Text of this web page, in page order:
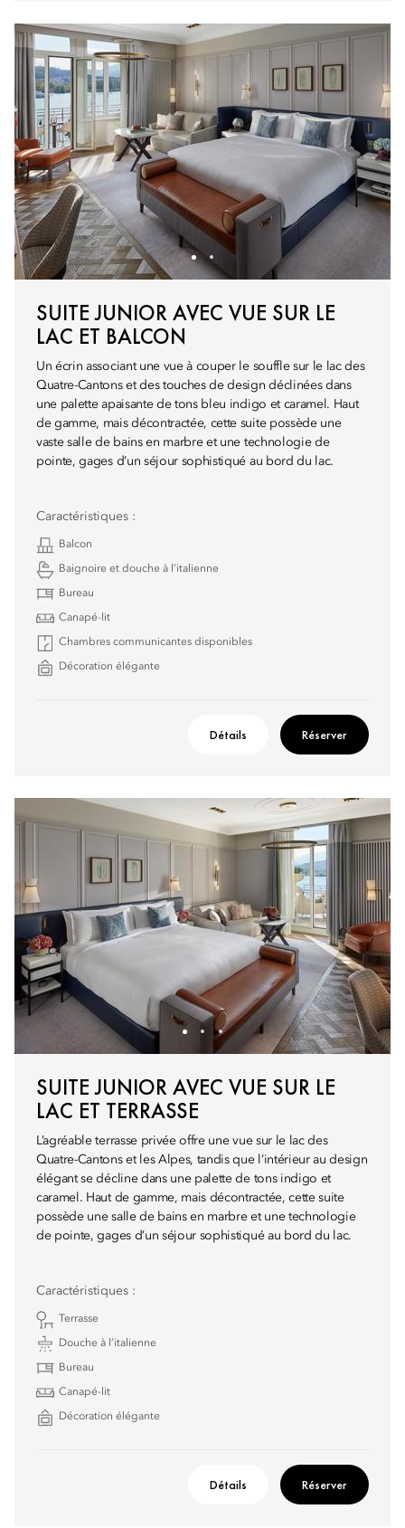
SUITE JUNIOR AVEC VUE SUR LE
LAC ET BALCON
Un écrin associant une vue à couper le souffle sur le lac des
Quatre-Cantons et des touches de design déclinées dans
une palette apaisante de tons bleu indigo et caramel. Haut
de gamme, mais décontractée, cette suite possède une
vaste salle de bains en marbre et une technologie de
pointe, gages d’un séjour sophistiqué au bord du lac.
Caractéristiques :
Balcon
Baignoire et douche à l’italienne
Bureau
Canapé-lit
Chambres communicantes disponibles
Décoration élégante
Détails Réserver
SUITE JUNIOR AVEC VUE SUR LE
LAC ET TERRASSE
L’agréable terrasse privée offre une vue sur le lac des
Quatre-Cantons et les Alpes, tandis que l’intérieur au design
élégant se décline dans une palette de tons indigo et
caramel. Haut de gamme, mais décontractée, cette suite
possède une salle de bains en marbre et une technologie
de pointe, gages d’un séjour sophistiqué au bord du lac.
Caractéristiques :
Terrasse
Douche à l’italienne
Bureau
Canapé-lit
Décoration élégante
Détails Réserver